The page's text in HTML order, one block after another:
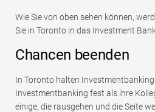
Wie Sie von oben sehen können,
Sie in Toronto in das Investment
Chancen beenden
In Toronto halten
Investmentbanking fest als ihre
einige, die rausgehen und die Seite